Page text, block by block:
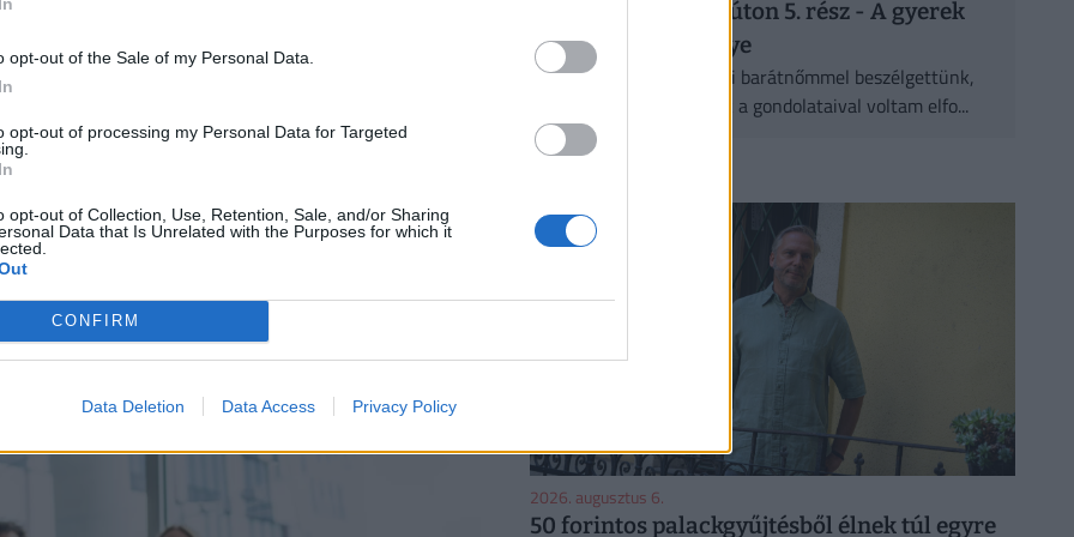
opt-out of the Sale of my Personal Data.
opt-out of processing my Personal Data for Targeted
opt-out of Collection, Use, Retention, Sale, and/or Sharing
Data that Is Unrelated with the Purposes for which it
CONFIRM
Data Deletion Data Access Privacy Policy
szólhat hozzá.Belépés itt!
itt találod
Legyél te az első!
Halál felé vezető úton 5. rész - A gyerek
kicsi, de nem hülye
Pár nappal ezelőtt Gabi barátnőmmel beszélgettünk,
éppen ennek a cikknek a gondolataival voltam elfo...
2026. augusztus 6.
50 forintos palackgyűjtésből élnek túl egyre